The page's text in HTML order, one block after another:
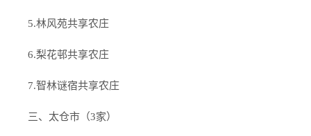
5.林风苑共享农庄
6.梨花邨共享农庄
7.智林谜宿共享农庄
三、太仓市（3家）